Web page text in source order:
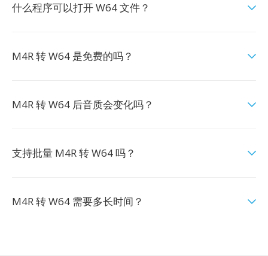
什么程序可以打开 W64 文件？
M4R 转 W64 是免费的吗？
M4R 转 W64 后音质会变化吗？
支持批量 M4R 转 W64 吗？
M4R 转 W64 需要多长时间？